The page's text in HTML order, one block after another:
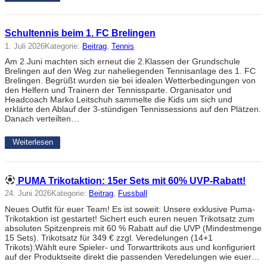
Schultennis beim 1. FC Brelingen
1. Juli 2026Kategorie: Beitrag Tennis
Am 2.Juni machten sich erneut die 2.Klassen der Grundschule
Brelingen auf den Weg zur naheliegenden Tennisanlage des 1. FC
Brelingen. Begrüßt wurden sie bei idealen Wetterbedingungen von
den Helfern und Trainern der Tennissparte. Organisator und
Headcoach Marko Leitschuh sammelte die Kids um sich und
erklärte den Ablauf der 3-stündigen Tennissessions auf den Plätzen.
Danach verteilten…
Weiterlesen
PUMA Trikotaktion: 15er Sets mit 60% UVP-Rabatt!
24. Juni 2026Kategorie: Beitrag, Fussball
Neues Outfit für euer Team! Es ist soweit: Unsere exklusive Puma-
Trikotaktion ist gestartet! Sichert euch euren neuen Trikotsatz zum
absoluten Spitzenpreis mit 60 % Rabatt auf die UVP (Mindestmenge
15 Sets). Trikotsatz für 349 € zzgl. Veredelungen (14+1
Trikots):Wählt eure Spieler- und Torwarttrikots aus und konfiguriert
auf der Produktseite direkt die passenden Veredelungen wie euer…